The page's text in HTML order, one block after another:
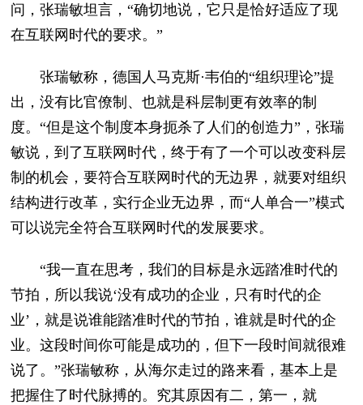
问，张瑞敏坦言，“确切地说，它只是恰好适应了现
在互联网时代的要求。”
张瑞敏称，德国人马克斯·韦伯的“组织理论”提
出，没有比官僚制、也就是科层制更有效率的制
度。“但是这个制度本身扼杀了人们的创造力”，张瑞
敏说，到了互联网时代，终于有了一个可以改变科层
制的机会，要符合互联网时代的无边界，就要对组织
结构进行改革，实行企业无边界，而“人单合一”模式
可以说完全符合互联网时代的发展要求。
“我一直在思考，我们的目标是永远踏准时代的
节拍，所以我说‘没有成功的企业，只有时代的企
业’，就是说谁能踏准时代的节拍，谁就是时代的企
业。这段时间你可能是成功的，但下一段时间就很难
说了。”张瑞敏称，从海尔走过的路来看，基本上是
把握住了时代脉搏的。究其原因有二，第一，就